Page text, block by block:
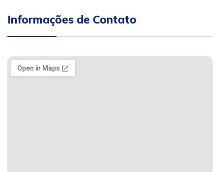
Informações de Contato